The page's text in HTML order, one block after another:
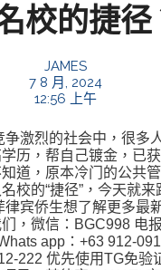
校的捷径
JAMES
7 8 月, 2024
12:56 上午
争激烈的社会中，很多
历，帮自己镀金，已
道，原本冷门的公共管
校的“捷径”，今天就来
律宾侨生想了解更多最
，微信：BGC998 电报
app：+63 912-
222 优先使用TG免验